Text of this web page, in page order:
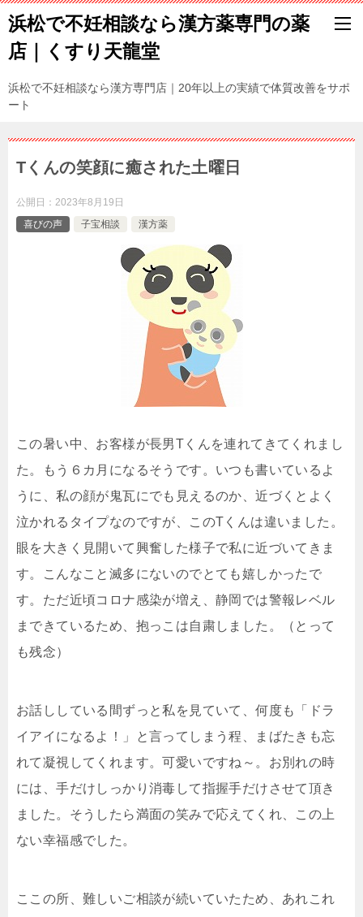
浜松で不妊相談なら漢方薬専門の薬
店｜くすり天龍堂
浜松で不妊相談なら漢方専門店｜20年以上の実績で体質改善をサポ
ート
Tくんの笑顔に癒された土曜日
公開日： 2023年8月19日
喜びの声
子宝相談 漢方薬
この暑い中、お客様が長男Tくんを連れてきてくれまし
た。もう６カ月になるそうです。いつも書いているよ
うに、私の顔が鬼瓦にでも見えるのか、近づくとよく
泣かれるタイプなのですが、このTくんは違いました。
眼を大きく見開いて興奮した様子で私に近づいてきま
す。こんなこと滅多にないのでとても嬉しかったで
す。ただ近頃コロナ感染が増え、静岡では警報レベル
まできているため、抱っこは自粛しました。（とって
も残念）
お話ししている間ずっと私を見ていて、何度も「ドラ
イアイになるよ！」と言ってしまう程、まばたきも忘
れて凝視してくれます。可愛いですね～。お別れの時
には、手だけしっかり消毒して指握手だけさせて頂き
ました。そうしたら満面の笑みで応えてくれ、この上
ない幸福感でした。
ここの所、難しいご相談が続いていたため、あれこれ